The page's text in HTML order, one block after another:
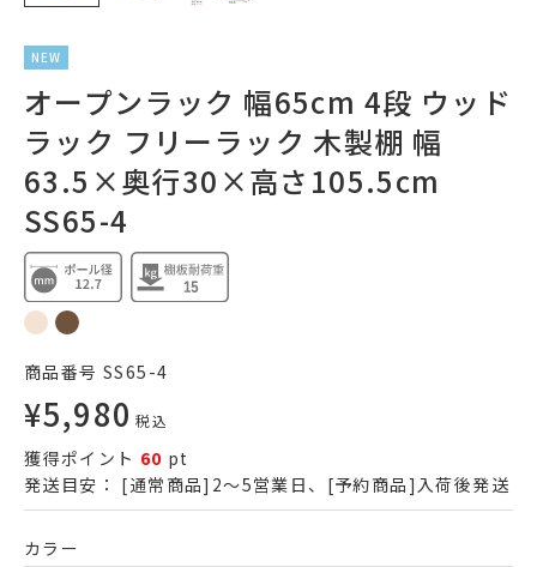
NEW
オープンラック 幅65cm 4段 ウッド
ラック フリーラック 木製棚 幅
63.5×奥行30×高さ105.5cm
SS65-4
商品番号 SS65-4
¥5,980 税込
獲得ポイント 60 pt
発送目安： [通常商品]2～5営業日、[予約商品]入荷後発送
カラー